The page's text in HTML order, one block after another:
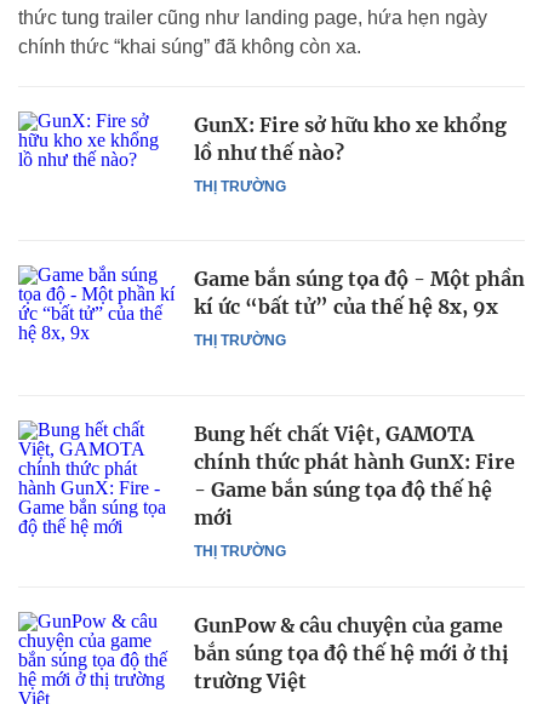
thức tung trailer cũng như landing page, hứa hẹn ngày
chính thức “khai súng” đã không còn xa.
THỊ TRƯỜNG
GunX: Fire sở hữu kho xe khổng
lồ như thế nào?
THỊ TRƯỜNG
Game bắn súng tọa độ - Một phần
kí ức “bất tử” của thế hệ 8x, 9x
THỊ TRƯỜNG
Bung hết chất Việt, GAMOTA
chính thức phát hành GunX: Fire
- Game bắn súng tọa độ thế hệ
mới
GunPow & câu chuyện của game
bắn súng tọa độ thế hệ mới ở thị
trường Việt